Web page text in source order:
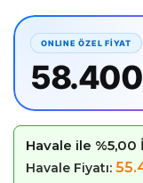
Havale ile
Havale Fiyatı: